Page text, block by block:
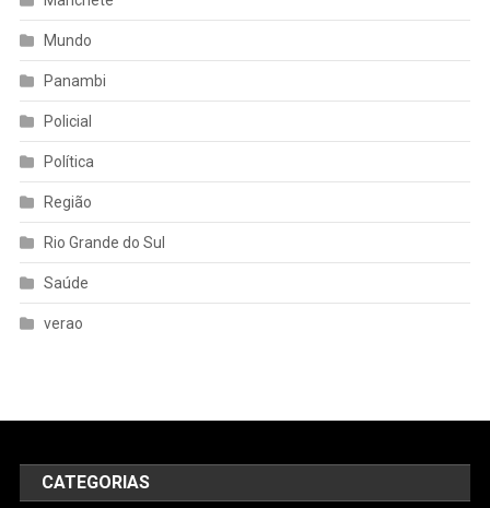
Mundo
Panambi
Policial
Política
Região
Rio Grande do Sul
Saúde
verao
CATEGORIAS